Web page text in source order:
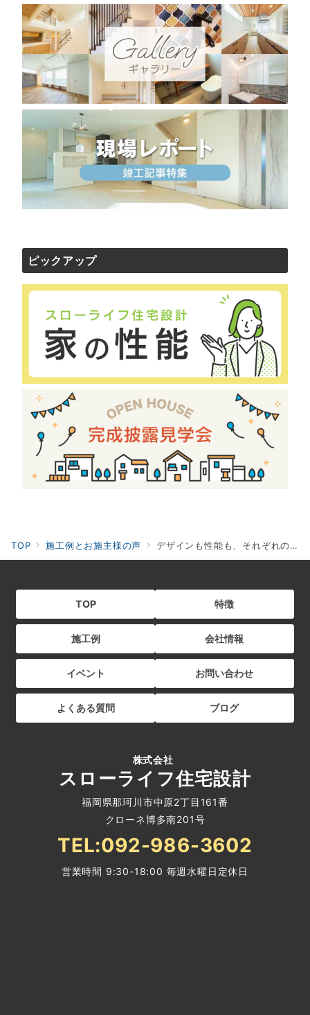
ピックアップ
TOP 施工例とお施主様の声 デザインも性能も、それぞれのこだわりがつまった住まい
TOP
施工例
イベント
よくある質問
特徴
会社情報
お問い合わせ
ブログ
株式会社
スローライフ住宅設計
福岡県那珂川市中原2丁目161番
クローネ博多南201号
TEL:092-986-3602
営業時間 9:30-18:00 毎週水曜日定休日